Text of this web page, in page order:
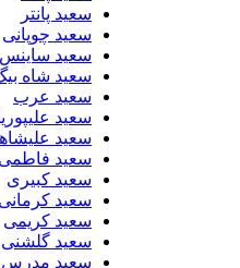
سعید پانتر
سعید چوپانی
سعید ساینس
سعید شاه بیگ
سعید عرب
سعید علیپوریان
سعید علیشاهی و
سعید فاطمی
سعید کبیری
سعید کرمانی
سعید کریمی
سعید گلشنی
سعید مدرس